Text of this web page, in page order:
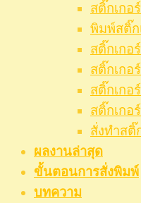
สติ๊กเกอ
พิมพ์สติ๊ก
สติ๊กเกอ
สติ๊กเกอ
สติ๊กเกอ
สติ๊กเกอ
สั่งทําสติ๊
ผลงานล่าสุด
ขั้นตอนการสั่งพิมพ์
บทความ